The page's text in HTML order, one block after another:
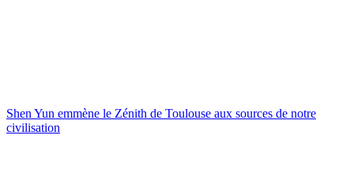
Shen Yun emmène le Zénith de Toulouse aux sources de notre
civilisation